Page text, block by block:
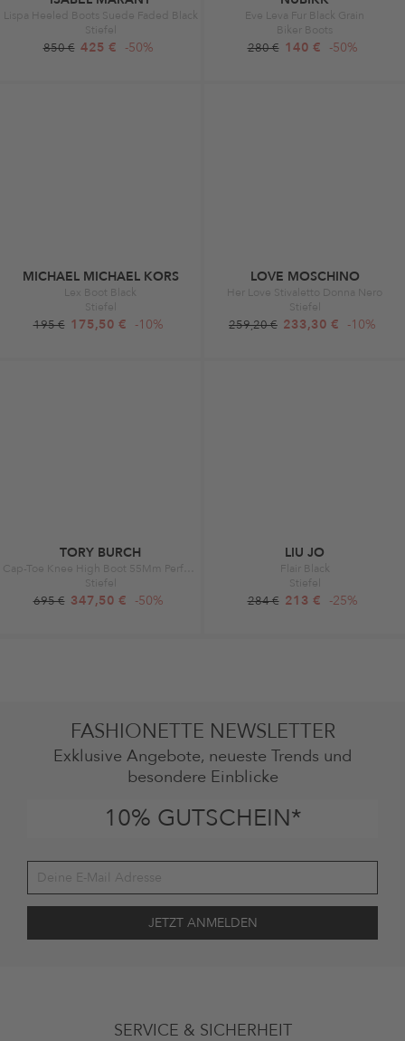
Lispa Heeled Boots Suede Faded Black
Stiefel
850 € 425 € -50%
Eve Leva Fur Black Grain
Biker Boots
280 € 140 € -50%
MICHAEL MICHAEL KORS
Lex Boot Black
Stiefel
195 € 175,50 € -10%
LOVE MOSCHINO
Her Love Stivaletto Donna Nero
Stiefel
259,20 € 233,30 € -10%
TORY BURCH
Stiefel
695 € 347,50 € -50%
LIU JO
Flair Black
Stiefel
284 € 213 € -25%
FASHIONETTE NEWSLETTER
Exklusive Angebote, neueste Trends und
besondere Einblicke
10% GUTSCHEIN*
Datenschutzbestimmungenzum Zwecke der
SERVICE & SICHERHEIT